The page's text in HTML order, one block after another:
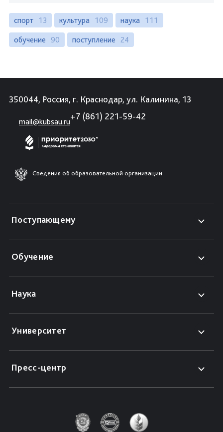
спорт 13 культура 109 наука 111
обучение 90 поступление 24
350044, Россия, г. Краснодар, ул. Калинина, 13
mail@kubsau.ru
+7 (861) 221-59-42
Сведения об образовательной организации
Поступающему
Обучение
Наука
Университет
Пресс-центр